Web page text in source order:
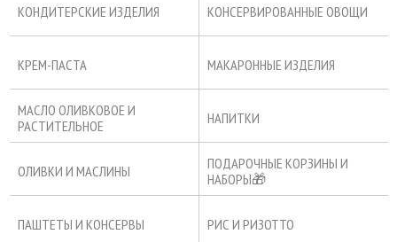
КОНДИТЕРСКИЕ ИЗДЕЛИЯ КОНСЕРВИРОВАННЫЕ ОВОЩИ
КРЕМ-ПАСТА МАКАРОННЫЕ ИЗДЕЛИЯ
МАСЛО ОЛИВКОВОЕ И
РАСТИТЕЛЬНОЕ
НАПИТКИ
ОЛИВКИ И МАСЛИНЫ
ПОДАРОЧНЫЕ КОРЗИНЫ И
НАБОРЫ🎁
ПАШТЕТЫ И КОНСЕРВЫ РИС И РИЗОТТО